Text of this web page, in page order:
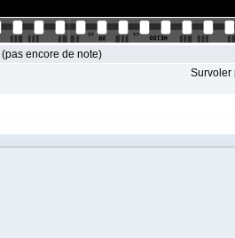
(pas encore de note)
Survoler